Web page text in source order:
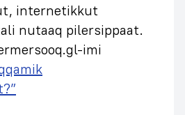
internetikkut
nutaaq pilersippaat.
imi